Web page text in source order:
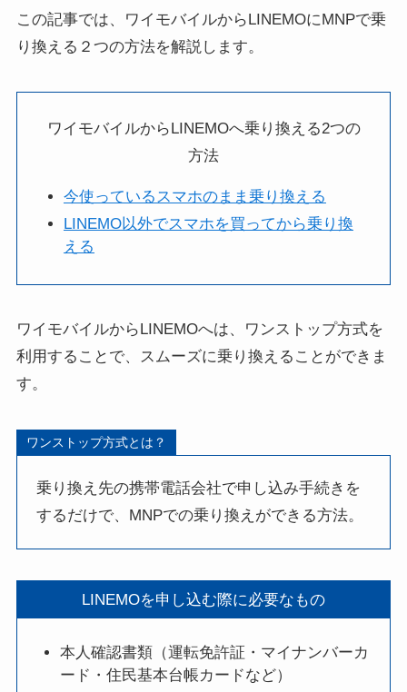
この記事では、ワイモバイルからLINEMOにMNPで乗
り換える２つの方法を解説します。
ワイモバイルからLINEMOへ乗り換える2つの
方法
今使っているスマホのまま乗り換える
LINEMO以外でスマホを買ってから乗り換
える
ワイモバイルからLINEMOへは、ワンストップ方式を
利用することで、スムーズに乗り換えることができま
す。
ワンストップ方式とは？
乗り換え先の携帯電話会社で申し込み手続きを
するだけで、MNPでの乗り換えができる方法。
LINEMOを申し込む際に必要なもの
本人確認書類（運転免許証・マイナンバーカ
ード・住民基本台帳カードなど）